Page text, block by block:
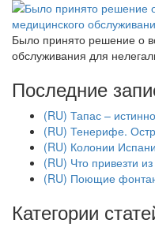
Было принято решение о
обслуживания для
Последние
(RU) Тапас –
(RU) Тенерифе.
(RU) Колонии
(RU) Что привезти
(RU) Поющие
Категории